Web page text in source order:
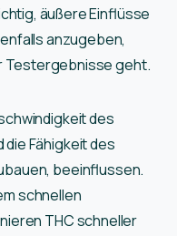
äußere Einflüsse
anzugeben,
Testergebnisse geht.
des
Fähigkeit des
beeinflussen.
schnellen
THC schneller